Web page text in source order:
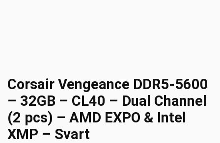
Corsair Vengeance DDR5-5600
– 32GB – CL40 – Dual Channel
(2 pcs) – AMD EXPO & Intel
XMP – Svart